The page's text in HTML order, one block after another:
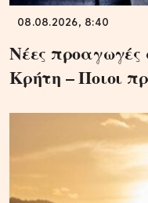
08.08.2026, 8:40
Νέες προαγωγές
Κρήτη – Ποιοι